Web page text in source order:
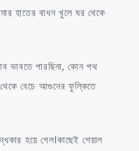
হাতের বাধন খুলে ঘর থেকে
ভাবতে পারছিনা, কোন পথ
বেচে আগুনের ফুল্কিতে
হয়ে গেল।কাছেই শেয়াল